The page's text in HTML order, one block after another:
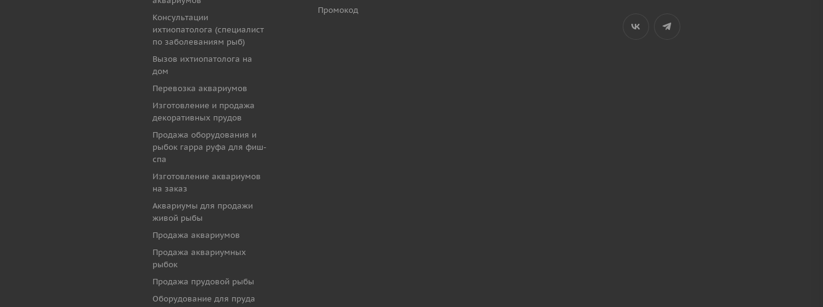
Консультации
ихтиопатолога (специалист
по заболеваниям рыб)
Вызов ихтиопатолога на
дом
Перевозка аквариумов
Изготовление и продажа
декоративных прудов
Продажа оборудования и
рыбок гарра руфа для фиш-
спа
Изготовление аквариумов
на заказ
Аквариумы для продажи
живой рыбы
Продажа аквариумов
Продажа аквариумных
рыбок
Продажа прудовой рыбы
Оборудование для пруда
Промокод